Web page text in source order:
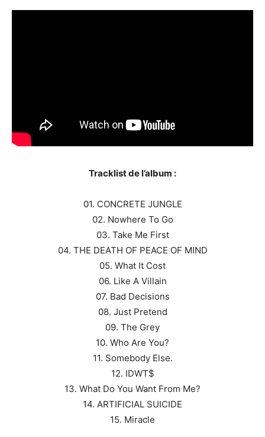
Tracklist de l’album :
01. CONCRETE JUNGLE
02. Nowhere To Go
03. Take Me First
04. THE DEATH OF PEACE OF MIND
05. What It Cost
06. Like A Villain
07. Bad Decisions
08. Just Pretend
09. The Grey
10. Who Are You?
11. Somebody Else.
12. IDWT$
13. What Do You Want From Me?
14. ARTIFICIAL SUICIDE
15. Miracle